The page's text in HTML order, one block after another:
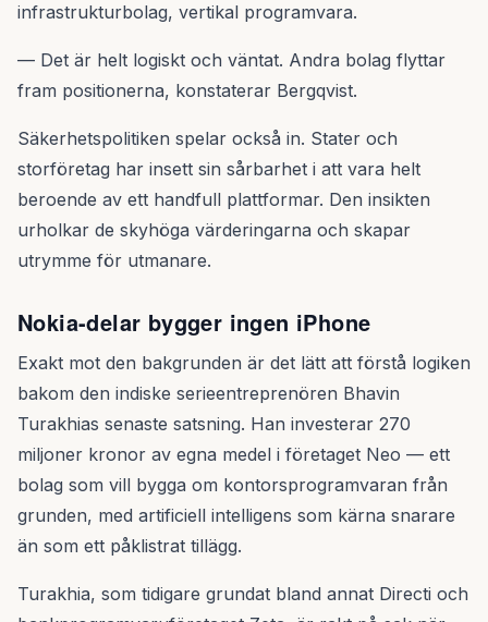
infrastrukturbolag, vertikal programvara.
— Det är helt logiskt och väntat. Andra bolag flyttar
fram positionerna, konstaterar Bergqvist.
Säkerhetspolitiken spelar också in. Stater och
storföretag har insett sin sårbarhet i att vara helt
beroende av ett handfull plattformar. Den insikten
urholkar de skyhöga värderingarna och skapar
utrymme för utmanare.
Nokia-delar bygger ingen iPhone
Exakt mot den bakgrunden är det lätt att förstå logiken
bakom den indiske serieentreprenören Bhavin
Turakhias senaste satsning. Han investerar 270
miljoner kronor av egna medel i företaget Neo — ett
bolag som vill bygga om kontorsprogramvaran från
grunden, med artificiell intelligens som kärna snarare
än som ett påklistrat tillägg.
Turakhia, som tidigare grundat bland annat Directi och